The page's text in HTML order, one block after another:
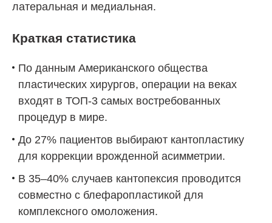
латеральная и медиальная.
Краткая статистика
По данным Американского общества
пластических хирургов, операции на веках
входят в ТОП-3 самых востребованных
процедур в мире.
До 27% пациентов выбирают кантопластику
для коррекции врожденной асимметрии.
В 35–40% случаев кантопексия проводится
совместно с блефаропластикой для
комплексного омоложения.